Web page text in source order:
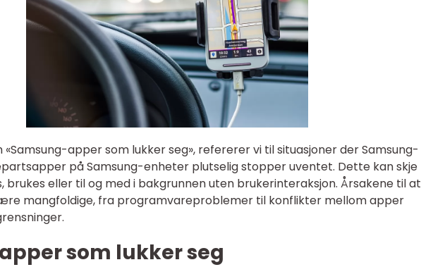
«Samsung-apper som lukker seg», refererer vi til situasjoner der Samsung-
på Samsung-enheter plutselig stopper uventet. Dette kan skje
brukes eller til og med i bakgrunnen uten brukerinteraksjon. Årsakene til at
mangfoldige, fra programvareproblemer til konflikter mellom apper
som lukker seg